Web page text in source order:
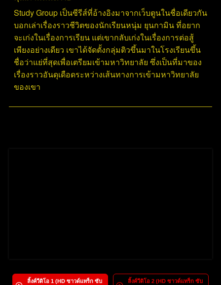
Study Group เป็นซีรีส์ที่อ้างอิงมาจากเว็บตูนในชื่อเดียวกัน
บอกเล่าเรื่องราวชีวิตของนักเรียนหนุ่ม ยุนกามิน ที่อยาก
จะเก่งในเรื่องการเรียน แต่เขากลับเก่งในเรื่องการต่อสู้
เพียงอย่างเดียว เขาได้จัดตั้งกลุ่มติวขึ้นมาในโรงเรียนขึ้น
ชื่อว่าแย่ที่สุดเพื่อเตรียมเข้ามหาวิทยาลัย ซึ่งเป็นที่มาของ
เรื่องราวอันดุเดือดระหว่างเส้นทางการเข้ามหาวิทยาลัย
ของเขา
ลิ้งค์วีดิโอ1 (HD ซาวด์แทร็ก ซับ
ลิ้งค์วีดิโอ2 (HD ซาวด์แทร็ก ซับ